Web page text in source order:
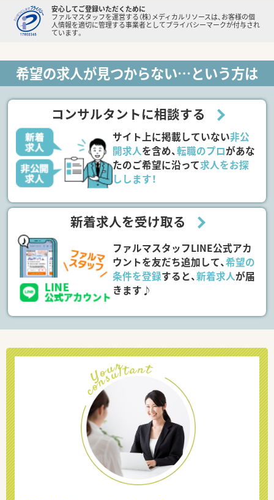
安心してご登録いただくために
ファルマスタッフを運営する（株）メディカルリソースは、お客様の個
人情報を適切に管理する事業者としてプライバシーマークが付与され
ています。
希望の求人が見つからない…という方は
コンサルタントに相談する
サイト上に掲載していない非公
開求人を含め、転職のプロがあな
たのご希望に沿って求人をお探
しします！
新着求人を受け取る
ファルマスタッフLINE公式アカ
ウントを友だち追加して、希望の
条件を登録すると、新着求人が届
きます♪